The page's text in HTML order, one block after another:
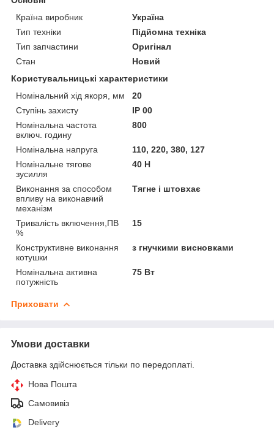
Країна виробник
Україна
Тип техніки
Підйомна техніка
Тип запчастини
Оригінал
Стан
Новий
Користувальницькі характеристики
Номінальний хід якоря, мм
20
Ступінь захисту
IP 00
Номінальна частота
включ. годину
800
Номінальна напруга
110, 220, 380, 127
Номінальне тягове
зусилля
40 Н
Виконання за способом
впливу на виконавчий
механізм
Тягне і штовхає
Тривалість включення,ПВ
%
15
Конструктивне виконання
котушки
з гнучкими висновками
Номінальна активна
потужність
75 Вт
Приховати
Умови доставки
Доставка здійснюється тільки по передоплаті.
Нова Пошта
Самовивіз
Delivery